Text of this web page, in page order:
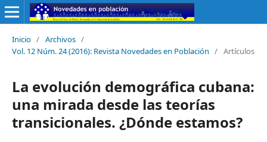
Inicio / Archivos /
Vol. 12 Núm. 24 (2016): Revista Novedades en Población / Artículos
La evolución demográfica cubana:
una mirada desde las teorías
transicionales. ¿Dónde estamos?